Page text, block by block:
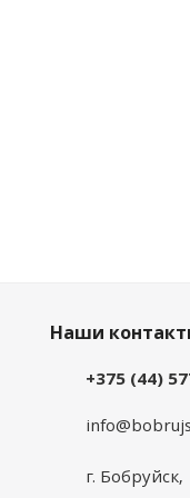
Наши
+375 (44)
г. Бобруйск,